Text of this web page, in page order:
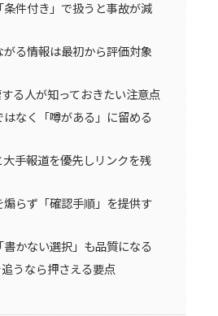
条件付き」で扱うと事故が減
る情報は最初から評価対象
る人が知っておきたい注意点
はなく「噂がある」に留める
大手報道を優先しリンクを残
らず「確認手順」を提供す
かない選択」も品質になる
うなら押さえる要点